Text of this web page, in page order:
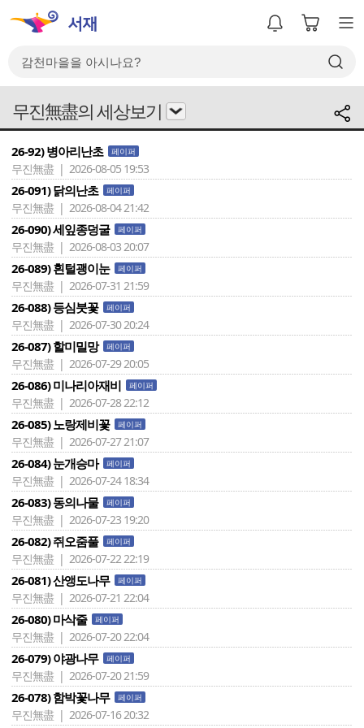
무진無盡의 세상보기
26-92) 병아리난초 페이퍼
무진無盡 | 2026-08-05 19:53
26-091) 닭의난초 페이퍼
무진無盡 | 2026-08-04 21:42
26-090) 세잎종덩굴 페이퍼
무진無盡 | 2026-08-03 20:07
26-089) 흰털괭이눈 페이퍼
무진無盡 | 2026-07-31 21:59
26-088) 등심붓꽃 페이퍼
무진無盡 | 2026-07-30 20:24
26-087) 할미밀망 페이퍼
무진無盡 | 2026-07-29 20:05
26-086) 미나리아재비 페이퍼
무진無盡 | 2026-07-28 22:12
26-085) 노랑제비꽃 페이퍼
무진無盡 | 2026-07-27 21:07
26-084) 눈개승마 페이퍼
무진無盡 | 2026-07-24 18:34
26-083) 동의나물 페이퍼
무진無盡 | 2026-07-23 19:20
26-082) 쥐오줌풀 페이퍼
무진無盡 | 2026-07-22 22:19
26-081) 산앵도나무 페이퍼
무진無盡 | 2026-07-21 22:04
26-080) 마삭줄 페이퍼
무진無盡 | 2026-07-20 22:04
26-079) 야광나무 페이퍼
무진無盡 | 2026-07-20 21:59
26-078) 함박꽃나무 페이퍼
무진無盡 | 2026-07-16 20:32